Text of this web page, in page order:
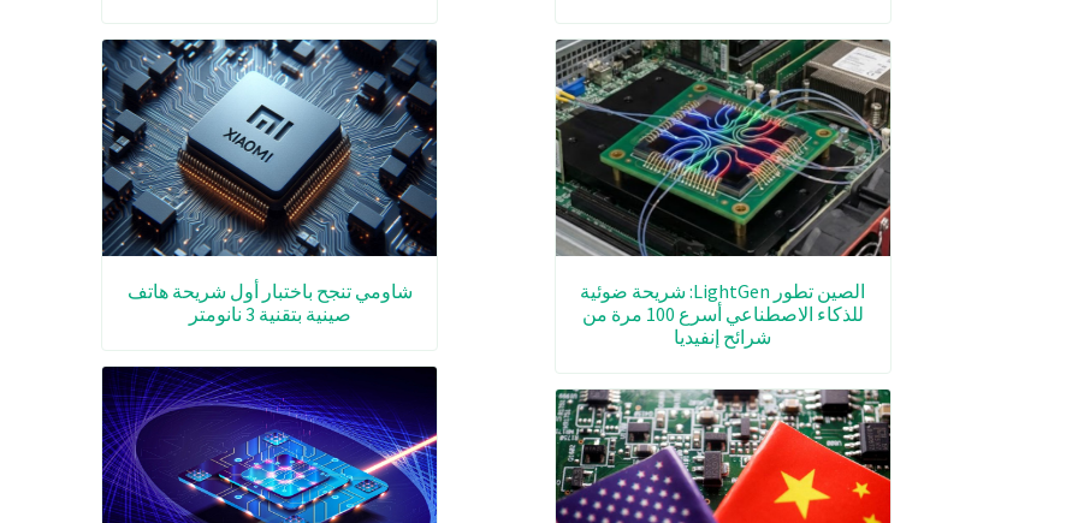
الصين تطور LightGen: شريحة ضوئية
للذكاء الاصطناعي أسرع 100 مرة من
شرائح إنفيديا
شاومي تنجح باختبار أول شريحة هاتف
صينية بتقنية 3 نانومتر